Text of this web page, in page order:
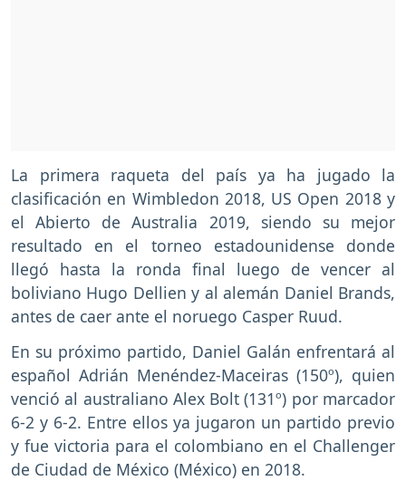
La primera raqueta del país ya ha jugado la
clasificación en Wimbledon 2018, US Open 2018 y
el Abierto de Australia 2019, siendo su mejor
resultado en el torneo estadounidense donde
llegó hasta la ronda final luego de vencer al
boliviano Hugo Dellien y al alemán Daniel Brands,
antes de caer ante el noruego Casper Ruud.
En su próximo partido, Daniel Galán enfrentará al
español Adrián Menéndez-Maceiras (150º), quien
venció al australiano Alex Bolt (131º) por marcador
6-2 y 6-2. Entre ellos ya jugaron un partido previo
y fue victoria para el colombiano en el Challenger
de Ciudad de México (México) en 2018.